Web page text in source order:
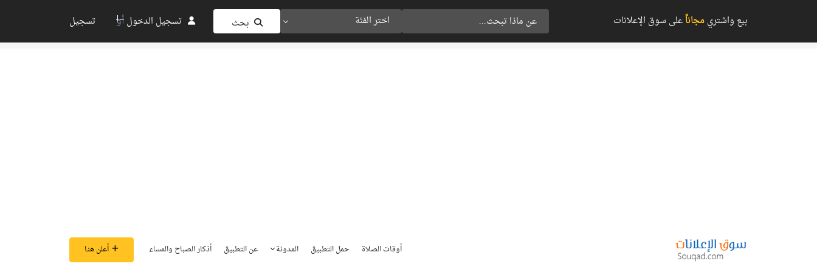
بيع واشتريمجاناًعلى سوق الإعلانات اختر الفئة بحث تسجيل الدخولأو تسجيل
أوقات الصلاة حمل التطبيق المدونة عن التطبيق أذكار الصباح والمساء أعلن هنـا